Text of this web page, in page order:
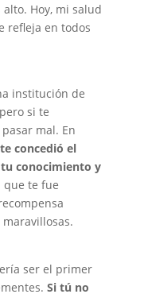
Hoy, mi salud
refleja en todos
institución de
si te
mal. En
concedió el
conocimiento y
que te fue
ser el primer
Si tú no